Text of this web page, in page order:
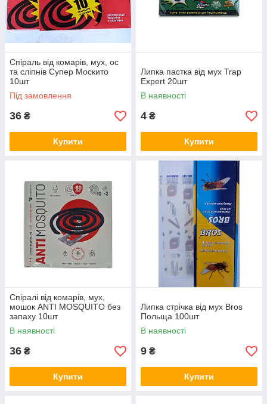
Спіраль від комарів, мух, ос
та сліпнів Супер Москито
10шт
Під замовлення
36 ₴
Купити
Липка пастка від мух Trap
Expert 20шт
В наявності
4 ₴
Купити
Спіралі від комарів, мух,
мошок ANTI MOSQUITO без
запаху 10шт
В наявності
36 ₴
Купити
Липка стрічка від мух Bros
Польща 100шт
В наявності
9 ₴
Купити